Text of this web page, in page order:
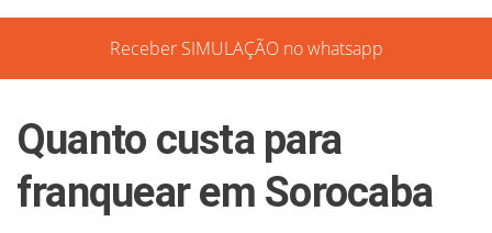
Receber SIMULAÇÃO no whatsapp
Quanto custa para
franquear em Sorocaba